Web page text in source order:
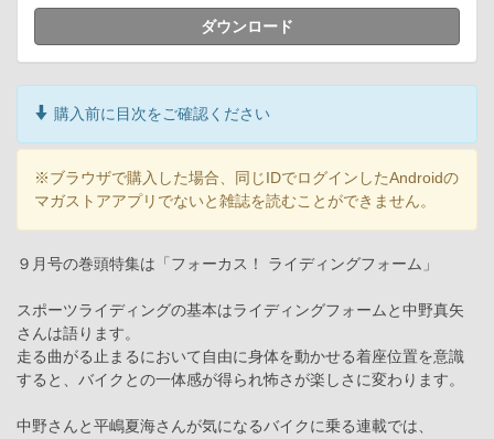
ダウンロード
購入前に目次をご確認ください
※ブラウザで購入した場合、同じIDでログインしたAndroidの
マガストアアプリでないと雑誌を読むことができません。
９月号の巻頭特集は「フォーカス！ ライディングフォーム」
スポーツライディングの基本はライディングフォームと中野真矢
さんは語ります。
走る曲がる止まるにおいて自由に身体を動かせる着座位置を意識
すると、バイクとの一体感が得られ怖さが楽しさに変わります。
中野さんと平嶋夏海さんが気になるバイクに乗る連載では、